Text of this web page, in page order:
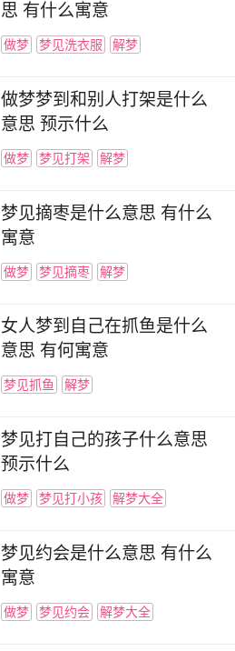
思 有什么寓意
做梦 梦见洗衣服 解梦
做梦梦到和别人打架是什么
意思 预示什么
做梦 梦见打架 解梦
梦见摘枣是什么意思 有什么
寓意
做梦 梦见摘枣 解梦
女人梦到自己在抓鱼是什么
意思 有何寓意
梦见抓鱼 解梦
梦见打自己的孩子什么意思
预示什么
做梦 梦见打小孩 解梦大全
梦见约会是什么意思 有什么
寓意
做梦 梦见约会 解梦大全